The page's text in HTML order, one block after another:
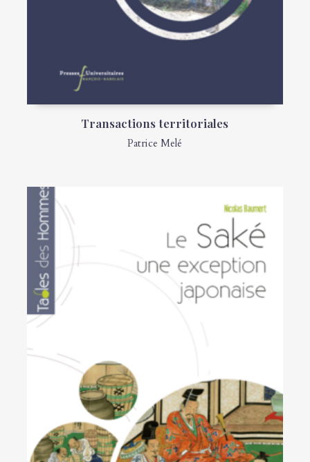
Transactions territoriales
Patrice Melé